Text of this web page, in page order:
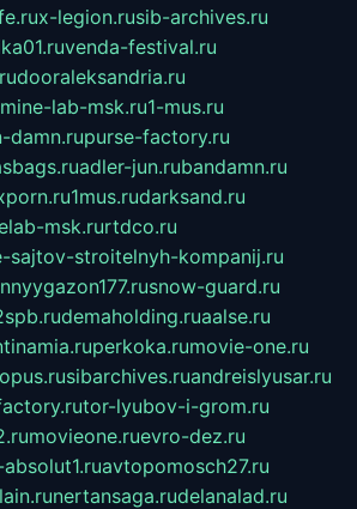
x-legion.rusib-archives.ru
venda-festival.ru
dooraleksandria.ru
mine-lab-msk.ru1-mus.ru
damn.rupurse-factory.ru
adler-jun.rubandamn.ru
1mus.rudarksand.ru
msk.rurtdco.ru
sajtov-stroitelnyh-kompanij.ru
snow-guard.ru
demaholding.ruaalse.ru
perkoka.rumovie-one.ru
sibarchives.ruandreislyusar.ru
tor-lyubov-i-grom.ru
movieone.ruevro-dez.ru
avtopomosch27.ru
nertansaga.rudelanalad.ru